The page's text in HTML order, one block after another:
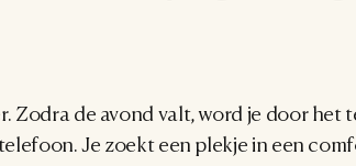
Zodra de avond valt, word je door het
Je zoekt een plekje in een